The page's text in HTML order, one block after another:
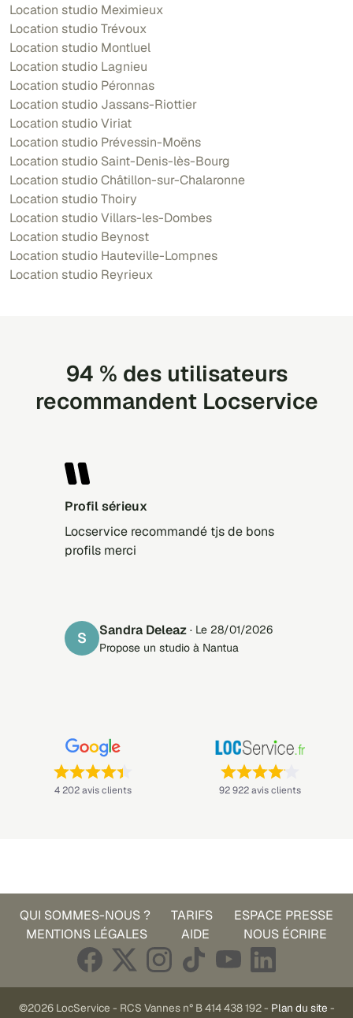
Location studio Meximieux
Location studio Trévoux
Location studio Montluel
Location studio Lagnieu
Location studio Péronnas
Location studio Jassans-Riottier
Location studio Viriat
Location studio Prévessin-Moëns
Location studio Saint-Denis-lès-Bourg
Location studio Châtillon-sur-Chalaronne
Location studio Thoiry
Location studio Villars-les-Dombes
Location studio Beynost
Location studio Hauteville-Lompnes
Location studio Reyrieux
94 % des utilisateurs
recommandent Locservice
Profil sérieux
Locservice recommandé tjs de bons
profils merci
S Sandra Deleaz · Le 28/01/2026
Propose un studio à Nantua
Note : 4,4 sur 5 —
4 202 avis clients Note : 4,1 sur 5 —
92 922 avis clients
QUI SOMMES-NOUS ? TARIFS
ESPACE PRESSE
MENTIONS LÉGALES
AIDE NOUS ÉCRIRE
©2026 LocService - RCS Vannes n° B 414 438 192 - Plan du site -